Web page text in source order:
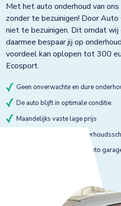
Met het auto onderhoud van
zonder te bezuinigen! Door
niet te bezuinigen. Dit omdat
daarmee bespaar jij op
voordeel kan oplopen tot 300
Ecosport.
Geen onverwachte en dure
De auto blijft in optimale conditie.
Maandelijks vaste lage prijs
Onderhoud volgens
Onderhoud bij gekeurde auto